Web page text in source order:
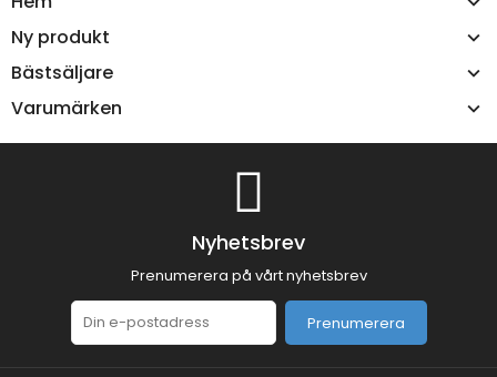
Ny produkt
Bästsäljare
Varumärken
Nyhetsbrev
Prenumerera på vårt nyhetsbrev
Prenumerera